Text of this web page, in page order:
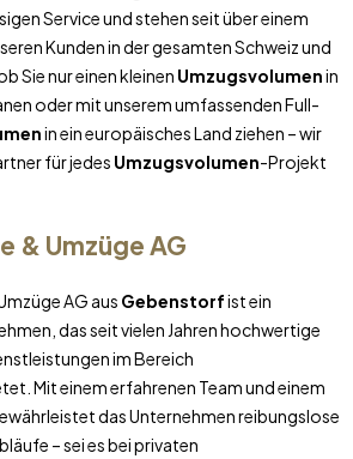
Service und stehen seit über einem
Kunden in der gesamten Schweiz und
Sie nur einen kleinen Umzugsvolumenin
oder mit unserem umfassenden Full-
in ein europäisches Land ziehen – wir
für jedes Umzugsvolumen-Projekt
& Umzüge AG
AG aus Gebenstorfist ein
das seit vielen Jahren hochwertige
im Bereich
Mit einem erfahrenen Team und einem
das Unternehmen reibungslose
– sei es bei privaten